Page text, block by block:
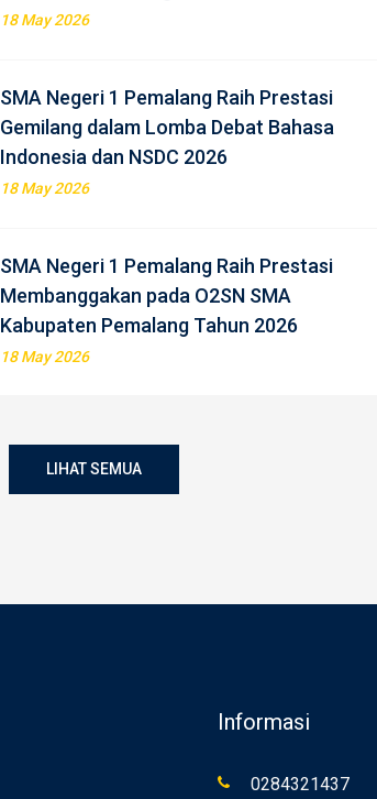
18 May 2026
SMA Negeri 1 Pemalang Raih Prestasi
Gemilang dalam Lomba Debat Bahasa
Indonesia dan NSDC 2026
18 May 2026
SMA Negeri 1 Pemalang Raih Prestasi
Membanggakan pada O2SN SMA
Kabupaten Pemalang Tahun 2026
18 May 2026
LIHAT SEMUA
Informasi
0284321437